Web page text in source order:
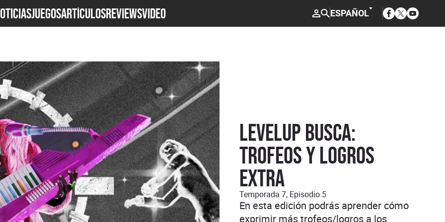
JUEGOSARTÍCULOSREVIEWSVideo ESPAÑOL Opens in new
Opens in
Opens
LEVELUP Busca:
Trofeos y logros
extra
Temporada 7, Episodio 5
En esta edición podrás aprender cómo
exprimir más trofeos/logros a los